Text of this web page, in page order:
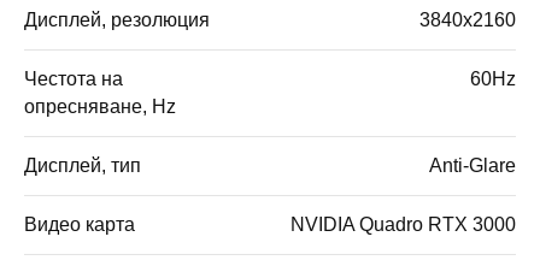
Дисплей, резолюция 3840x2160
Честота на
опресняване, Hz
60Hz
Дисплей, тип Anti-Glare
Видео карта NVIDIA Quadro RTX 3000